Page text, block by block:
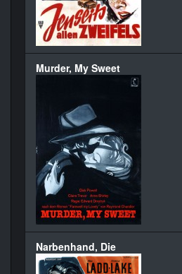
Murder, My Sweet
Narbenhand, Die